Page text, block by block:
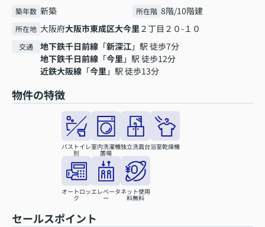
築年数 新築 所在階 8階/10階建
所在地 大阪府大阪市東成区大今里２丁目２０-１０
交通 地下鉄千日前線 「新深江」駅 徒歩7分
地下鉄千日前線 「今里」駅 徒歩12分
近鉄大阪線 「今里」駅 徒歩13分
物件の特徴
バストイレ
別
室内洗濯機
置場
独立洗面台浴室乾燥機
オートロッ
ク
エレベータ
ー
ネット使用
料無料
セールスポイント